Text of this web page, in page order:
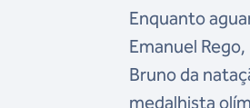
Enquanto
Emanuel
Bruno da
medalhista